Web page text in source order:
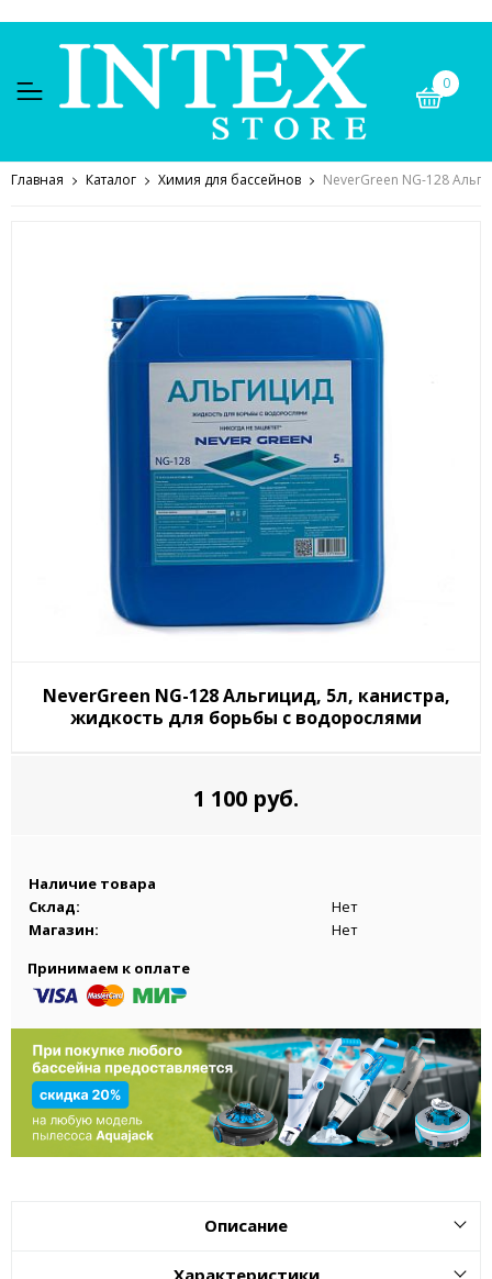
0
Главная Каталог Химия для бассейнов NeverGreen NG-128
NeverGreen NG-128 Альгицид, 5л, канистра,
жидкость для борьбы с водорослями
1 100 руб.
Наличие товара
Склад:
Нет
Магазин:
Нет
Принимаем к оплате
Описание
Характеристики